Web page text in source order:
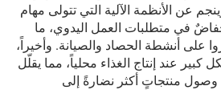
عن الأنظمة الآلية التي تتولى مهام
في متطلبات العمل اليدوي، ما
على أنشطة الحصاد والصيانة. وأخيراً،
عند إنتاج الغذاء محلياً، مما يقلّل
وصول منتجاتٍ أكثر نضارةً إلى